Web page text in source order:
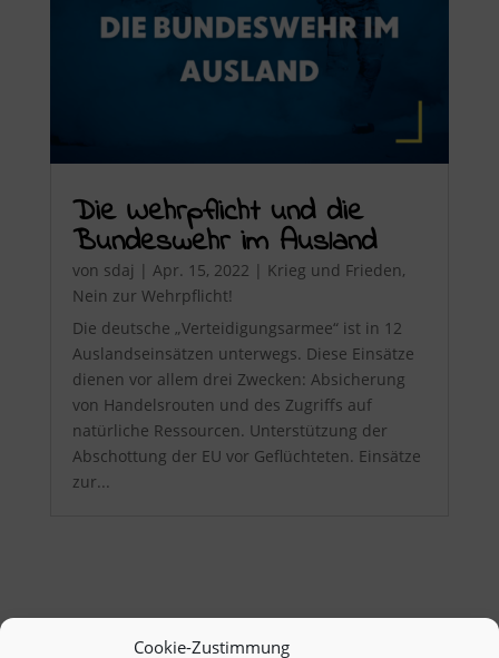
Cookie-Zustimmung
Die Wehrpflicht und die
Bundeswehr im Ausland
von sdaj | Apr. 15, 2022 | Krieg und Frieden,
Nein zur Wehrpflicht!
Die deutsche „Verteidigungsarmee“ ist in 12
Auslandseinsätzen unterwegs. Diese Einsätze
dienen vor allem drei Zwecken: Absicherung
von Handelsrouten und des Zugriffs auf
natürliche Ressourcen. Unterstützung der
Abschottung der EU vor Geflüchteten. Einsätze
zur...